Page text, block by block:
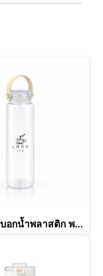
PL-14 กระบอกน้ำพลาสติก พรีเมี่ยม((copy)(copy)(copy)